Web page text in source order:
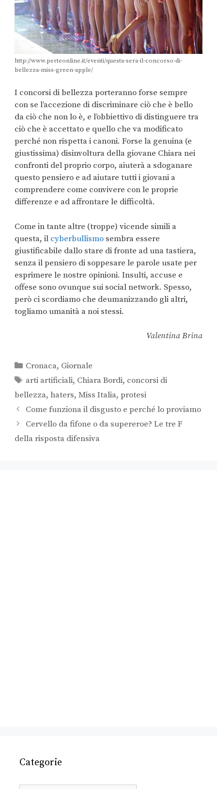
http://www.perteonline.it/eventi/questa-sera-il-concorso-di-
bellezza-miss-green-apple/
I concorsi di bellezza porteranno forse sempre
con se l’accezione di discriminare ciò che è bello
da ciò che non lo è, e l’obbiettivo di distinguere tra
ciò che è accettato e quello che va modificato
perché non rispetta i canoni. Forse la genuina (e
giustissima) disinvoltura della giovane Chiara nei
confronti del proprio corpo, aiuterà a sdoganare
questo pensiero e ad aiutare tutti i giovani a
comprendere come convivere con le proprie
differenze e ad affrontare le difficoltà.
Come in tante altre (troppe) vicende simili a
questa, il cyberbullismo sembra essere
giustificabile dallo stare di fronte ad una tastiera,
senza il pensiero di soppesare le parole usate per
esprimere le nostre opinioni. Insulti, accuse e
offese sono ovunque sui social network. Spesso,
però ci scordiamo che deumanizzando gli altri,
togliamo umanità a noi stessi.
Valentina Brina
Cronaca, Giornale
arti artificiali, Chiara Bordi, concorsi di
bellezza, haters, Miss Italia, protesi
Come funziona il disgusto e perché lo proviamo
Cervello da fifone o da supereroe? Le tre F
della risposta difensiva
Categorie